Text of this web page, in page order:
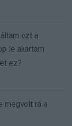
ezt a
le akartam
ez?
megvolt rá a